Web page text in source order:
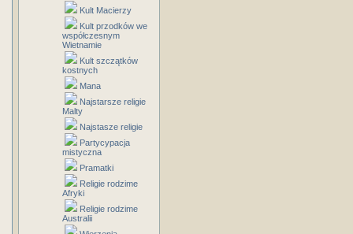
Kult Macierzy
Kult przodków we
współczesnym
Wietnamie
Kult szczątków
kostnych
Mana
Najstarsze religie
Malty
Najstasze religie
Partycypacja
mistyczna
Pramatki
Religie rodzime
Afryki
Religie rodzime
Australii